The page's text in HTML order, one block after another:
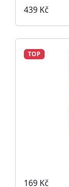
439 Kč
TOP
169 Kč